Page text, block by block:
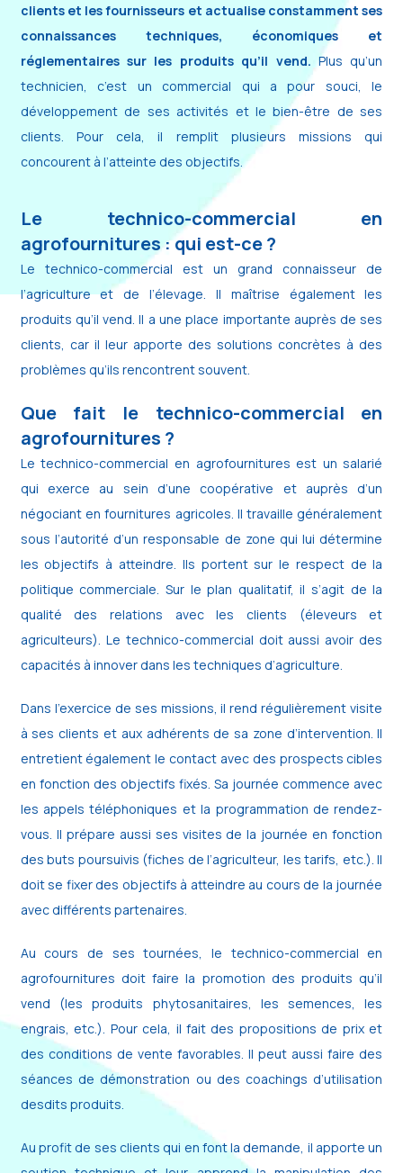
clients et les fournisseurs et actualise constamment ses
connaissances techniques, économiques et
réglementaires sur les produits qu’il vend. Plus qu’un
technicien, c’est un commercial qui a pour souci, le
développement de ses activités et le bien-être de ses
clients. Pour cela, il remplit plusieurs missions qui
concourent à l’atteinte des objectifs.
Le technico-commercial en
agrofournitures : qui est-ce ?
Le technico-commercial est un grand connaisseur de
l’agriculture et de l’élevage. Il maîtrise également les
produits qu’il vend. Il a une place importante auprès de ses
clients, car il leur apporte des solutions concrètes à des
problèmes qu’ils rencontrent souvent.
Que fait le technico-commercial en
agrofournitures ?
Le technico-commercial en agrofournitures est un salarié
qui exerce au sein d’une coopérative et auprès d’un
négociant en fournitures agricoles. Il travaille généralement
sous l’autorité d’un responsable de zone qui lui détermine
les objectifs à atteindre. Ils portent sur le respect de la
politique commerciale. Sur le plan qualitatif, il s’agit de la
qualité des relations avec les clients (éleveurs et
agriculteurs). Le technico-commercial doit aussi avoir des
capacités à innover dans les techniques d’agriculture.
Dans l’exercice de ses missions, il rend régulièrement visite
à ses clients et aux adhérents de sa zone d’intervention. Il
entretient également le contact avec des prospects cibles
en fonction des objectifs fixés. Sa journée commence avec
les appels téléphoniques et la programmation de rendez-
vous. Il prépare aussi ses visites de la journée en fonction
des buts poursuivis (fiches de l’agriculteur, les tarifs, etc.). Il
doit se fixer des objectifs à atteindre au cours de la journée
avec différents partenaires.
Au cours de ses tournées, le technico-commercial en
agrofournitures doit faire la promotion des produits qu’il
vend (les produits phytosanitaires, les semences, les
engrais, etc.). Pour cela, il fait des propositions de prix et
des conditions de vente favorables. Il peut aussi faire des
séances de démonstration ou des coachings d’utilisation
desdits produits.
Au profit de ses clients qui en font la demande, il apporte un